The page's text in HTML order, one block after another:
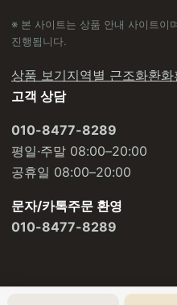
※ 본 사이트는 상품 안내 사이트이
진행됩니다.
상품 보기지역별 근조화환
고객 상담
010-8477-8289
평일·주말 08:00–20:00
공휴일 08:00–20:00
문자/카톡주문 환영
010-8477-8289